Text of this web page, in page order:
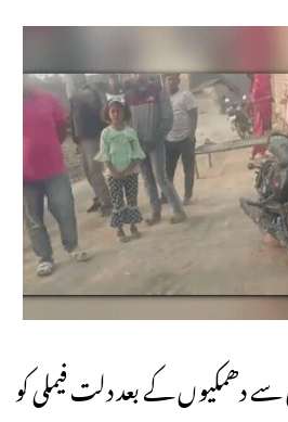
دھمکیوں کے بعد دلت فیملی کو